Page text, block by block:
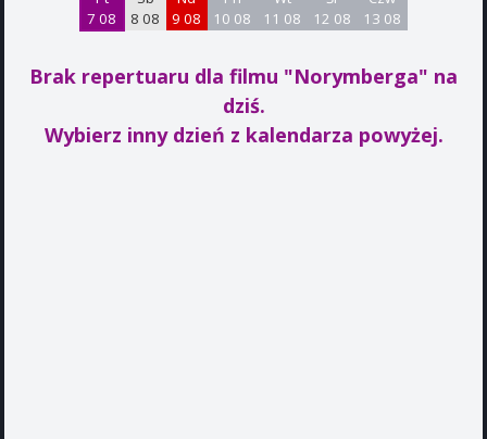
7 08
8 08
9 08
10 08
11 08
12 08
13 08
Brak repertuaru dla filmu "Norymberga" na
dziś.
Wybierz inny dzień z kalendarza powyżej.